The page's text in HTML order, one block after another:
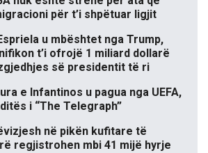
për t’i shpëtuar ligjit
u mbështet nga Trump,
t’i ofrojë 1 miliard dollarë
së presidentit të ri
e Infantinos u pagua nga UEFA,
i “The Telegraph”
në pikën kufitare të
regjistrohen mbi 41 mijë hyrje